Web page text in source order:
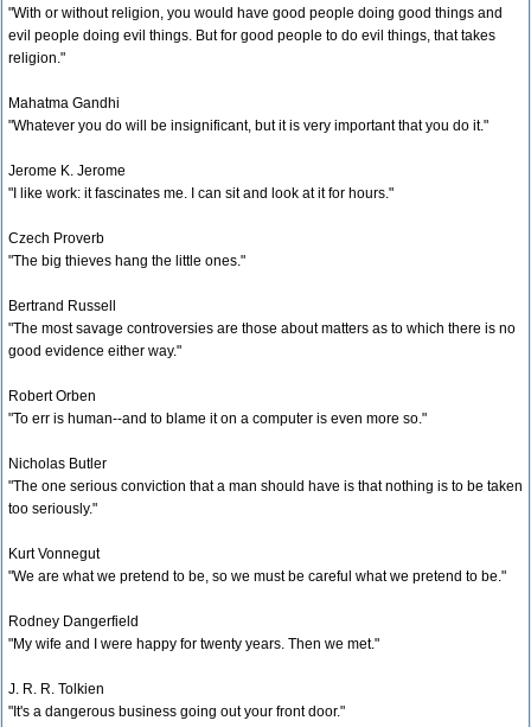
"With or without religion, you would have good people doing good things and
evil people doing evil things. But for good people to do evil things, that takes
religion."
Mahatma Gandhi
"Whatever you do will be insignificant, but it is very important that you do it."
Jerome K. Jerome
"I like work: it fascinates me. I can sit and look at it for hours."
Czech Proverb
"The big thieves hang the little ones."
Bertrand Russell
"The most savage controversies are those about matters as to which there is no
good evidence either way."
Robert Orben
"To err is human--and to blame it on a computer is even more so."
Nicholas Butler
"The one serious conviction that a man should have is that nothing is to be taken
too seriously."
Kurt Vonnegut
"We are what we pretend to be, so we must be careful what we pretend to be."
Rodney Dangerfield
"My wife and I were happy for twenty years. Then we met."
J. R. R. Tolkien
"It's a dangerous business going out your front door."